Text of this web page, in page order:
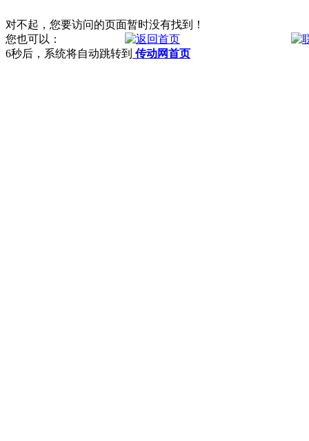
对不起，您要访问的页面暂时没有找到！
您也可以：
6秒后，系统将自动跳转到 传动网首页